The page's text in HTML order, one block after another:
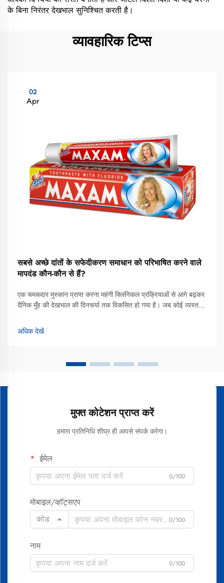
के बिना निरंतर देखभाल सुनिश्चित करती है।
व्यावहारिक टिप्स
02
Apr
सबसे अच्छे दांतों के सफेदीकरण समाधान को परिभाषित करने वाले
मापदंड कौन-कौन से हैं?
एक चमकदार मुस्कान प्राप्त करना महंगी क्लिनिकल प्रक्रियाओं से आगे बढ़कर
दैनिक मुँह की देखभाल की दिनचर्या तक विकसित हो गया है। जब कोई व्यस्त
करता है, तो अधिकांश उपभोक्ता अब उन्नत सफेदीकरण टूथपेस्ट की ओर मुड़
रहे हैं...
अधिक देखें
मुफ्त कोटेशन प्राप्त करें
हमारा प्रतिनिधि शीघ्र ही आपसे संपर्क करेगा।
ईमेल
0/100
मोबाइल/व्हॉट्सएप
कोड
0/100
नाम
0/100